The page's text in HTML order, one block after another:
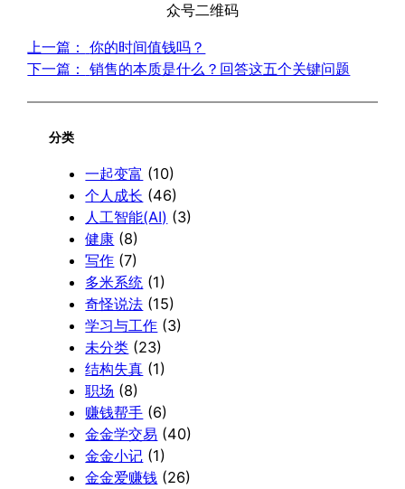
众号二维码
上一篇：
你的时间值钱吗？
下一篇：
销售的本质是什么？回答这五个关键问题
分类
一起变富 (10)
个人成长 (46)
人工智能(AI) (3)
健康 (8)
写作 (7)
多米系统 (1)
奇怪说法 (15)
学习与工作 (3)
未分类 (23)
结构失真 (1)
职场 (8)
赚钱帮手 (6)
金金学交易 (40)
金金小记 (1)
金金爱赚钱 (26)